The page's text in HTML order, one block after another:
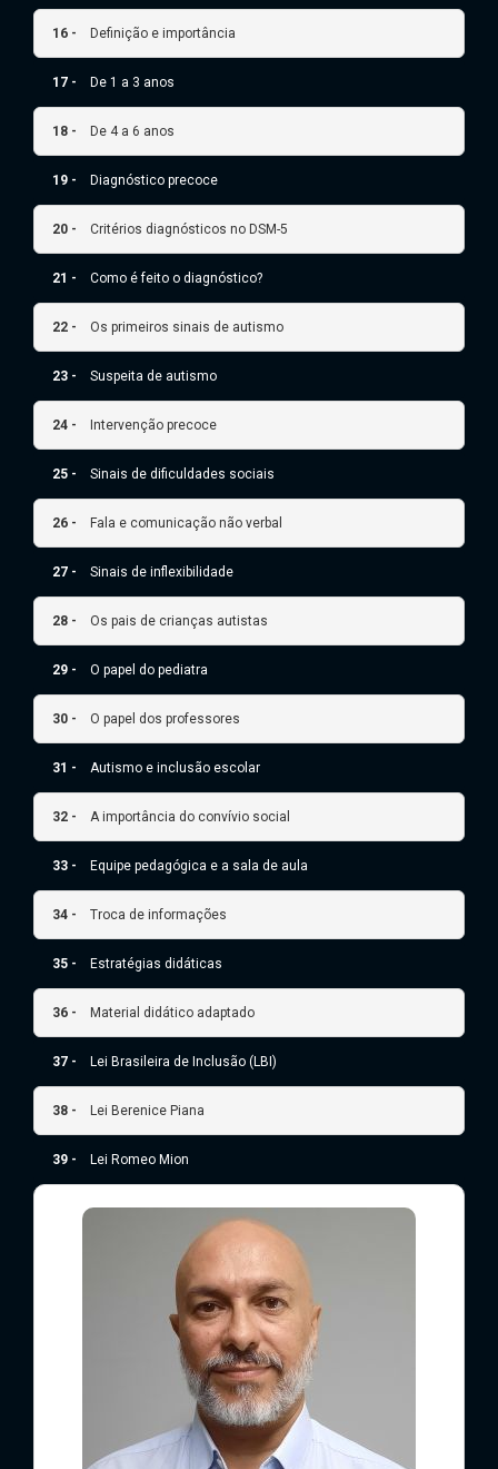
16 - Definição e importância
17 - De 1 a 3 anos
18 - De 4 a 6 anos
19 - Diagnóstico precoce
20 - Critérios diagnósticos no DSM-5
21 - Como é feito o diagnóstico?
22 - Os primeiros sinais de autismo
23 - Suspeita de autismo
24 - Intervenção precoce
25 - Sinais de dificuldades sociais
26 - Fala e comunicação não verbal
27 - Sinais de inflexibilidade
28 - Os pais de crianças autistas
29 - O papel do pediatra
30 - O papel dos professores
31 - Autismo e inclusão escolar
32 - A importância do convívio social
33 - Equipe pedagógica e a sala de aula
34 - Troca de informações
35 - Estratégias didáticas
36 - Material didático adaptado
37 - Lei Brasileira de Inclusão (LBI)
38 - Lei Berenice Piana
39 - Lei Romeo Mion